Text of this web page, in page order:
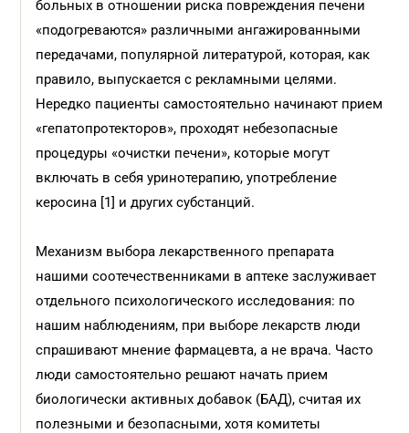
больных в отношении риска повреждения печени
«подогреваются» различными ангажированными
передачами, популярной литературой, которая, как
правило, выпускается с рекламными целями.
Нередко пациенты самостоятельно начинают прием
«гепатопротекторов», проходят небезопасные
процедуры «очистки печени», которые могут
включать в себя уринотерапию, употребление
керосина [1] и других субстанций.
Механизм выбора лекарственного препарата
нашими соотечественниками в аптеке заслуживает
отдельного психологического исследования: по
нашим наблюдениям, при выборе лекарств люди
спрашивают мнение фармацевта, а не врача. Часто
люди самостоятельно решают начать прием
биологически активных добавок (БАД), считая их
полезными и безопасными, хотя комитеты